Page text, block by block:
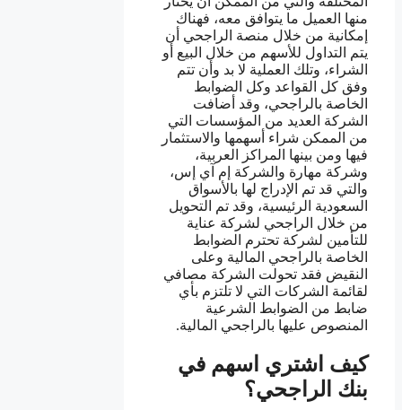
منها العميل ما يتوافق معه، فهناك
إمكانية من خلال منصة الراجحي أن
يتم التداول للأسهم من خلال البيع أو
الشراء، وتلك العملية لا بد وأن تتم
وفق كل القواعد وكل الضوابط
الخاصة بالراجحي، وقد أضافت
الشركة العديد من المؤسسات التي
من الممكن شراء أسهمها والاستثمار
فيها ومن بينها المراكز العربية،
وشركة مهارة والشركة إم آي إس،
والتي قد تم الإدراج لها بالأسواق
السعودية الرئيسية، وقد تم التحويل
من خلال الراجحي لشركة عناية
للتأمين لشركة تحترم الضوابط
الخاصة بالراجحي المالية وعلى
النقيض فقد تحولت الشركة مصافي
لقائمة الشركات التي لا تلتزم بأي
ضابط من الضوابط الشرعية
المنصوص عليها بالراجحي المالية.
كيف اشتري اسهم في
بنك الراجحي؟